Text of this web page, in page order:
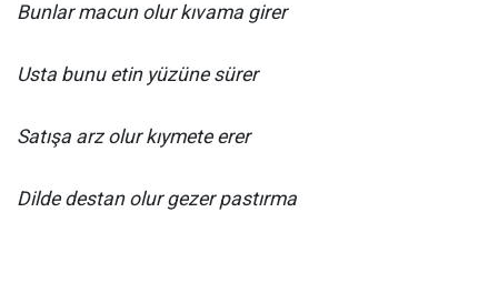
Bunlar macun olur kıvama girer
Usta bunu etin yüzüne sürer
Satışa arz olur kıymete erer
Dilde destan olur gezer pastırma